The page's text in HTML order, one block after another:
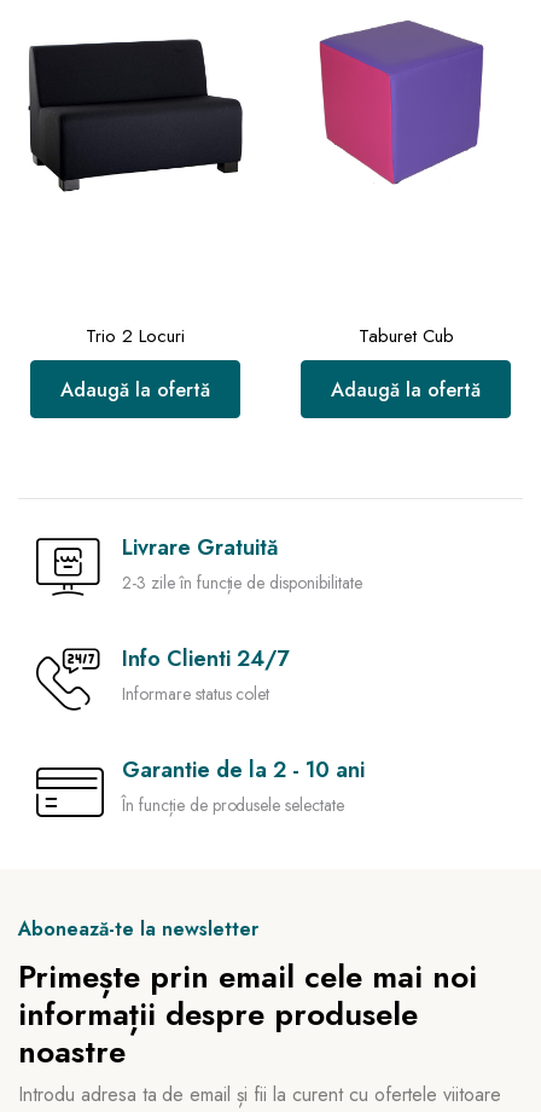
Trio 2 Locuri
Adaugă la ofertă
Taburet Cub
Adaugă la ofertă
Livrare Gratuită
2-3 zile în funcție de disponibilitate
Info Clienti 24/7
Informare status colet
Garantie de la 2 - 10 ani
În funcție de produsele selectate
Abonează-te la newsletter
Primește prin email cele mai noi
informații despre produsele
noastre
Introdu adresa ta de email și fii la curent cu ofertele viitoare